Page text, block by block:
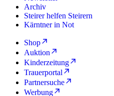
Archiv
Steirer helfen Steirern
Kärntner in Not
Shop
Auktion
Kinderzeitung
Trauerportal
Partnersuche
Werbung